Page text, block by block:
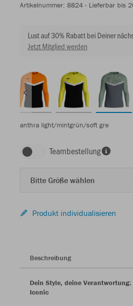
Artikelnummer: 8824 - Lieferbar bis
Lust auf 30% Rabatt bei Deiner
Jetzt Mitglied werden
anthra light/mintgrün/soft gre
Teambestellung
Bitte Größe wählen
Produkt individualisieren
Beschreibung
Dein Style, deine
Iconic